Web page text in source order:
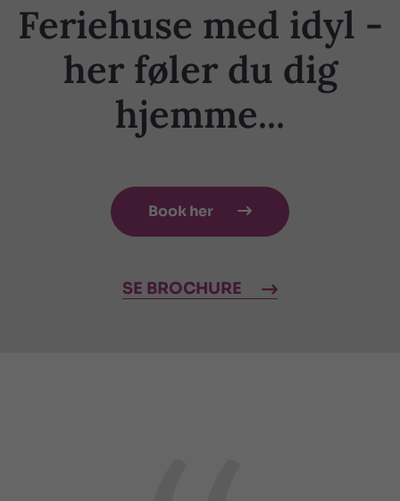
Feriehuse med idyl -
her føler du dig
hjemme...
Book her 
SE BROCHURE